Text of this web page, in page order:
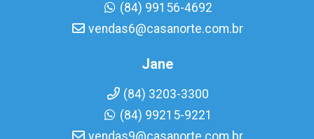
(84) 99156-4692
vendas6@casanorte.com.br
Jane
(84) 3203-3300
(84) 99215-9221
vendas9@casanorte.com.br